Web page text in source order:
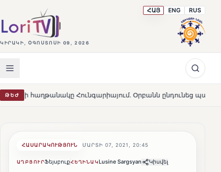
ԿԻՐԱԿԻ, ՕԳՈՍՏՈՍԻ 09, 2026
ՀԱՅ ENG RUS
ԹԵԺՀունգարիայում․ Օրբանն ընդունեց պարտությունը
ՀԱՍԱՐԱԿՈՒԹՅՈՒՆ ՄԱՐՏԻ 07, 2021, 20:45
ԱՂԲՅՈՒՐՖեյսբուքՀԵՂԻՆԱԿLusine Sargsyan Կիսվել